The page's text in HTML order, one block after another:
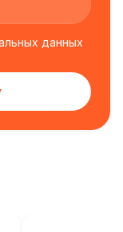
данных